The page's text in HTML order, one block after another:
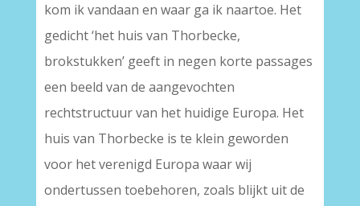
kom ik vandaan en waar ga ik naartoe. Het
gedicht ‘het huis van Thorbecke,
brokstukken’ geeft in negen korte passages
een beeld van de aangevochten
rechtstructuur van het huidige Europa. Het
huis van Thorbecke is te klein geworden
voor het verenigd Europa waar wij
ondertussen toebehoren, zoals blijkt uit de